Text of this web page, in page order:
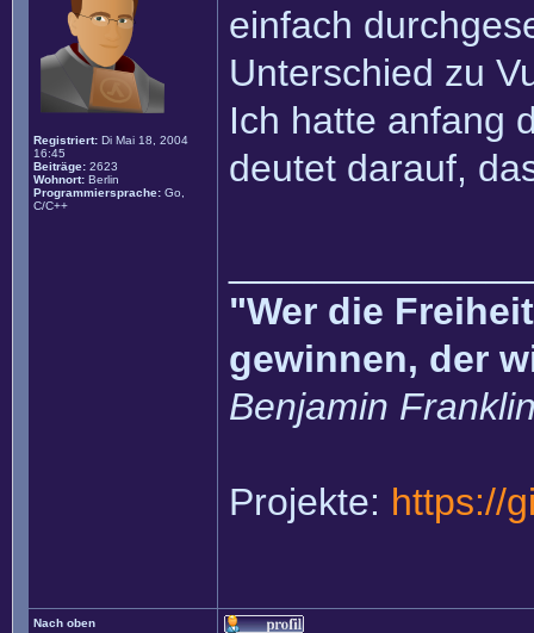
Registriert: Di Mai 18, 2004
16:45
Beiträge: 2623
Wohnort: Berlin
Programmiersprache: Go,
C/C++
einfach
Unterschied zu
Ich hatte anfang
deutet darauf,
"Wer die
gewinnen, der
Benjamin
Projekte: https://
Nach oben